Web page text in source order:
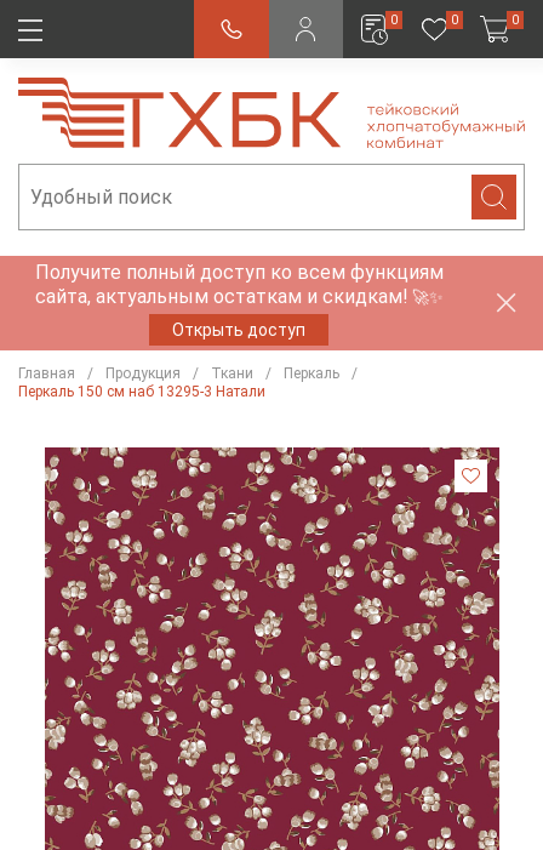
0 0 0
Получите полный доступ ко всем функциям
сайта, актуальным остаткам и скидкам! 🚀✨
Открыть доступ
Главная Продукция Ткани
Перкаль
Перкаль 150 см наб 13295-3 Натали